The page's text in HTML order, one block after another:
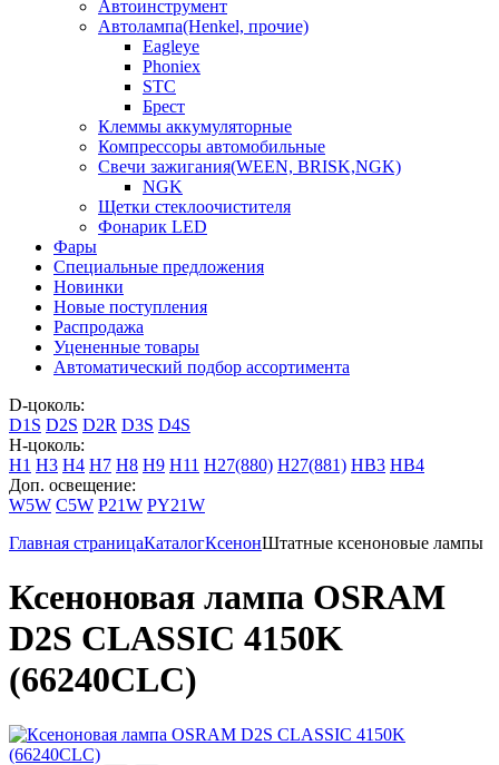
Автоинструмент
Автолампа(Henkel, прочие)
Eagleye
Phoniex
STC
Брест
Клеммы аккумуляторные
Компрессоры автомобильные
Свечи зажигания(WEEN, BRISK,NGK)
NGK
Щетки стеклоочистителя
Фонарик LED
Фары
Специальные предложения
Новинки
Новые поступления
Распродажа
Уцененные товары
Автоматический подбор ассортимента
D-цоколь:
D1S D2S D2R D3S D4S
H-цоколь:
H1 H3 H4 H7 H8 H9 H11 H27(880) H27(881) HB3 HB4
Доп. освещение:
W5W C5W P21W PY21W
Главная страницаКаталогКсенонШтатные ксеноновые лампы
Ксеноновая лампа OSRAM
D2S CLASSIC 4150K
(66240CLC)